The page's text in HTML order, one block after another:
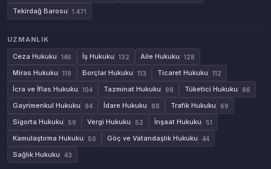
Tekirdağ Barosu 1.471
UZMANLIK
Ceza Hukuku
146 İş Hukuku 132 Aile Hukuku 128
Miras Hukuku 119 Borçlar Hukuku 113 Ticaret Hukuku 112
İcra ve İflas Hukuku 104 Tazminat Hukuku 98 Tüketici Hukuku 96
Gayrimenkul Hukuku 94 İdare Hukuku 88 Trafik Hukuku 69
Sigorta Hukuku 59 Vergi Hukuku 52 İnşaat Hukuku 51
Kamulaştırma Hukuku 50 Göç ve Vatandaşlık Hukuku 44
Sağlık Hukuku 43